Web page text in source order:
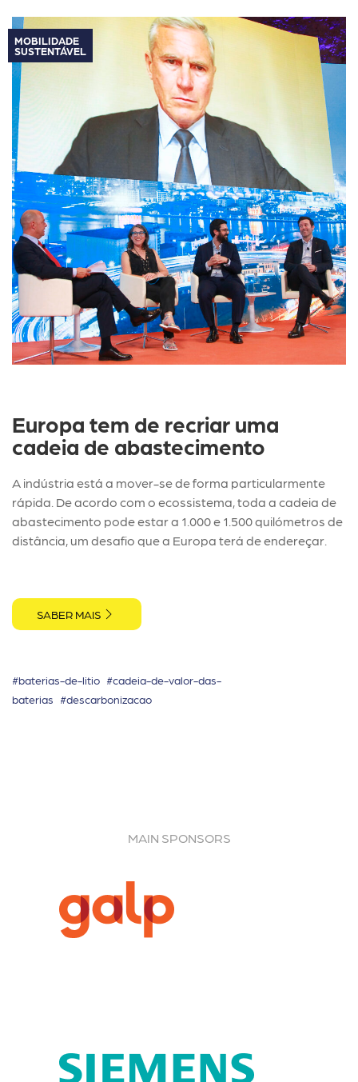
MOBILIDADE
SUSTENTÁVEL
Europa tem de recriar uma
cadeia de abastecimento
A indústria está a mover-se de forma particularmente
rápida. De acordo com o ecossistema, toda a cadeia de
abastecimento pode estar a 1.000 e 1.500 quilómetros de
distância, um desafio que a Europa terá de endereçar.
SABER MAIS
#baterias-de-litio #cadeia-de-valor-das-
baterias #descarbonizacao
MAIN SPONSORS